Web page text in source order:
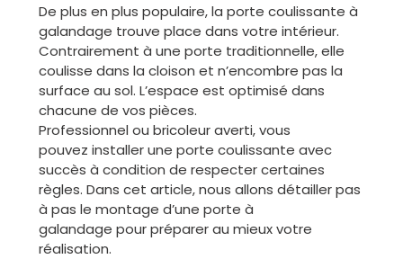
De plus en plus populaire, la porte coulissante à
galandage trouve place dans votre intérieur.
Contrairement à une porte traditionnelle, elle
coulisse dans la cloison et n’encombre pas la
surface au sol. L’espace est optimisé dans
chacune de vos pièces.
Professionnel ou bricoleur averti, vous
pouvez installer une porte coulissante avec
succès à condition de respecter certaines
règles. Dans cet article, nous allons détailler pas
à pas le montage d’une porte à
galandage pour préparer au mieux votre
réalisation.